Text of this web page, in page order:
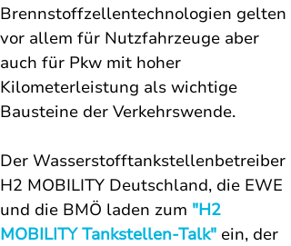
Brennstoffzellentechnologien gelten
vor allem für Nutzfahrzeuge aber
auch für Pkw mit hoher
Kilometerleistung als wichtige
Bausteine der Verkehrswende.
Der Wasserstofftankstellenbetreiber
H2 MOBILITY Deutschland, die EWE
und die BMÖ laden zum "H2
MOBILITY Tankstellen-Talk" ein, der